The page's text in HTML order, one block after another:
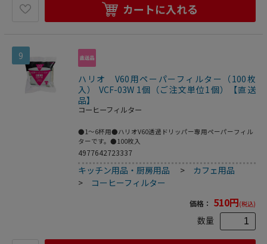
カートに入れる
9
ハリオ V60用ペーパーフィルター（100枚
入） VCF-03W 1個（ご注文単位1個）【直送
品】
コーヒーフィルター
●1～6杯用●ハリオV60透過ドリッパー専用ペーパーフィル
ターです。●100枚入
4977642723337
キッチン用品・厨房用品 > カフェ用品
> コーヒーフィルター
価格： 510円(税込)
数量